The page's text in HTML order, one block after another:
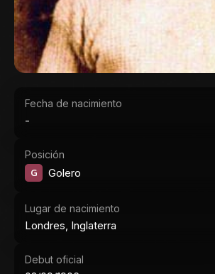
Fecha de nacimiento
-
Posición
G Golero
Lugar de nacimiento
Londres, Inglaterra
Debut oficial